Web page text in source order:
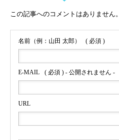
この記事へのコメントはありません。
名前（例：山田 太郎） ( 必須 )
E-MAIL ( 必須 ) - 公開されません -
URL